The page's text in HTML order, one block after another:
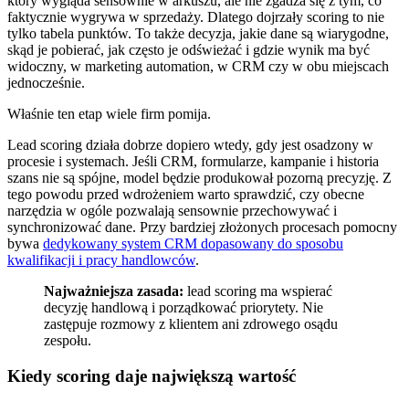
faktycznie wygrywa w sprzedaży. Dlatego dojrzały scoring to nie
tylko tabela punktów. To także decyzja, jakie dane są wiarygodne,
skąd je pobierać, jak często je odświeżać i gdzie wynik ma być
widoczny, w marketing automation, w CRM czy w obu miejscach
jednocześnie.
Właśnie ten etap wiele firm pomija.
Lead scoring działa dobrze dopiero wtedy, gdy jest osadzony w
procesie i systemach. Jeśli CRM, formularze, kampanie i historia
szans nie są spójne, model będzie produkował pozorną precyzję. Z
tego powodu przed wdrożeniem warto sprawdzić, czy obecne
narzędzia w ogóle pozwalają sensownie przechowywać i
synchronizować dane. Przy bardziej złożonych procesach pomocny
bywa dedykowany system CRM dopasowany do sposobu
kwalifikacji i pracy handlowców.
Najważniejsza zasada: lead scoring ma wspierać
decyzję handlową i porządkować priorytety. Nie
zastępuje rozmowy z klientem ani zdrowego osądu
zespołu.
Kiedy scoring daje największą wartość